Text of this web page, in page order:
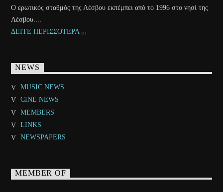
Ο ερωτικός σταθμός της Λέσβου εκπέμπει από το 1996 στο νησί της
Λέσβου....
ΔΕΙΤΕ ΠΕΡΙΣΣΟΤΕΡΑ
NEWS
MUSIC NEWS
CINE NEWS
MEMBERS
LINKS
NEWSPAPERS
MEMBER OF